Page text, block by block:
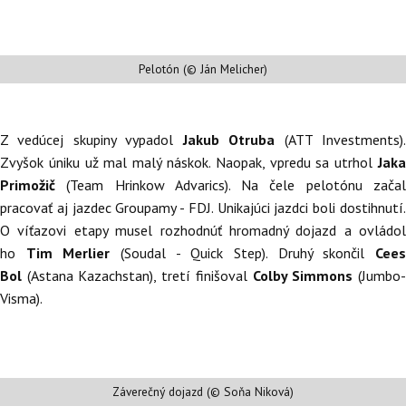
Pelotón (© Ján Melicher)
Z vedúcej skupiny vypadolJakub Otruba (ATT Investments).
Zvyšok úniku už mal malý náskok. Naopak, vpredu sa utrholJaka
Primožič(Team Hrinkow Advarics). Na čele pelotónu začal
pracovať aj jazdec Groupamy - FDJ. Unikajúci jazdci boli dostihnutí.
O víťazovi etapy musel rozhodnúť hromadný dojazd a ovládol
ho Tim Merlier(Soudal - Quick Step). Druhý skončil Cees
Bol (Astana Kazachstan), tretí finišoval Colby Simmons(Jumbo-
Visma).
Záverečný dojazd (© Soňa Niková)